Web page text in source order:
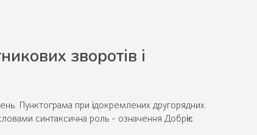
зворотів і
Пунктограма при ідокремлених другорядних
синтаксична роль - означення Добріє